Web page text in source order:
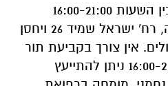
ומעלה. המתחם יפעל בין השעות 16:00-21:00
במשכן לאומנויות הבמה, רח' ישראל שמיד 26 ויחסן
אין צורך בקביעת תור
מראש. בין השעות 16:00-20:00 ניתן להתייעץ